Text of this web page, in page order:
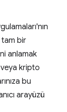
tam bir
anlamak
kripto
bu
arayüzü